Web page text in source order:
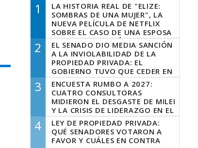
1
LA HISTORIA REAL DE "ELIZE:
SOMBRAS DE UNA MUJER", LA
NUEVA PELÍCULA DE NETFLIX
SOBRE EL CASO DE UNA ESPOSA
QUE DESCUARTIZÓ A SU
MARIDO
2
EL SENADO DIO MEDIA SANCIÓN
A LA INVIOLABILIDAD DE LA
PROPIEDAD PRIVADA: EL
GOBIERNO TUVO QUE CEDER EN
LA LEY DEL MANEJO DEL FUEGO
3
ENCUESTA RUMBO A 2027:
CUATRO CONSULTORAS
MIDIERON EL DESGASTE DE MILEI
Y LA CRISIS DE LIDERAZGO EN EL
PERONISMO
4
LEY DE PROPIEDAD PRIVADA:
QUÉ SENADORES VOTARON A
FAVOR Y CUÁLES EN CONTRA